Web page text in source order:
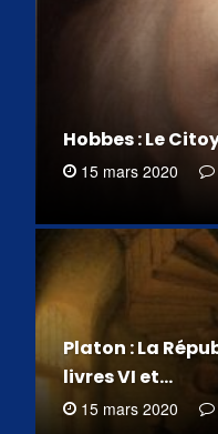
Hobbes : Le
15 mars 2020
Platon : La
livres VI et…
15 mars 2020